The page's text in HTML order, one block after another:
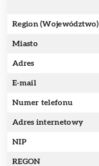
Region (Województwo)
Miasto
Adres
E-mail
Numer telefonu
Adres internetowy
NIP
REGON